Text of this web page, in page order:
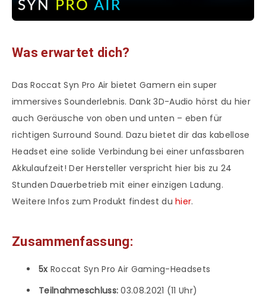
Was erwartet dich?
Das Roccat Syn Pro Air bietet Gamern ein super
immersives Sounderlebnis. Dank 3D-Audio hörst du hier
auch Geräusche von oben und unten – eben für
richtigen Surround Sound. Dazu bietet dir das kabellose
Headset eine solide Verbindung bei einer unfassbaren
Akkulaufzeit! Der Hersteller verspricht hier bis zu 24
Stunden Dauerbetrieb mit einer einzigen Ladung.
Weitere Infos zum Produkt findest du hier.
Zusammenfassung:
5x Roccat Syn Pro Air Gaming-Headsets
Teilnahmeschluss: 03.08.2021 (11 Uhr)